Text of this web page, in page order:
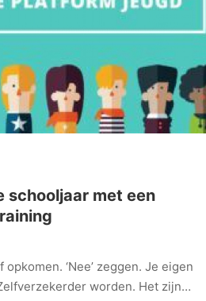
schooljaar met een
opkomen. ‘Nee’ zeggen. Je eigen
worden. Het zijn